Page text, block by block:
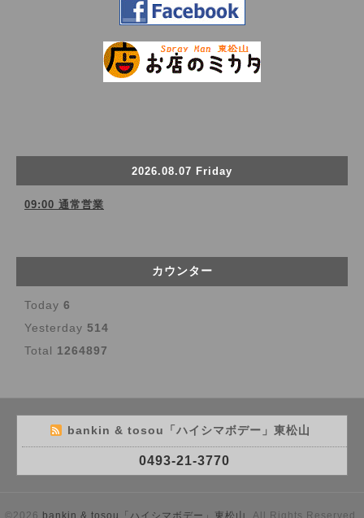
2026.08.07 Friday
09:00 通常営業
カウンター
Today 6
Yesterday 514
Total 1264897
bankin & tosou「ハイシマボデー」東松山
0493-21-3770